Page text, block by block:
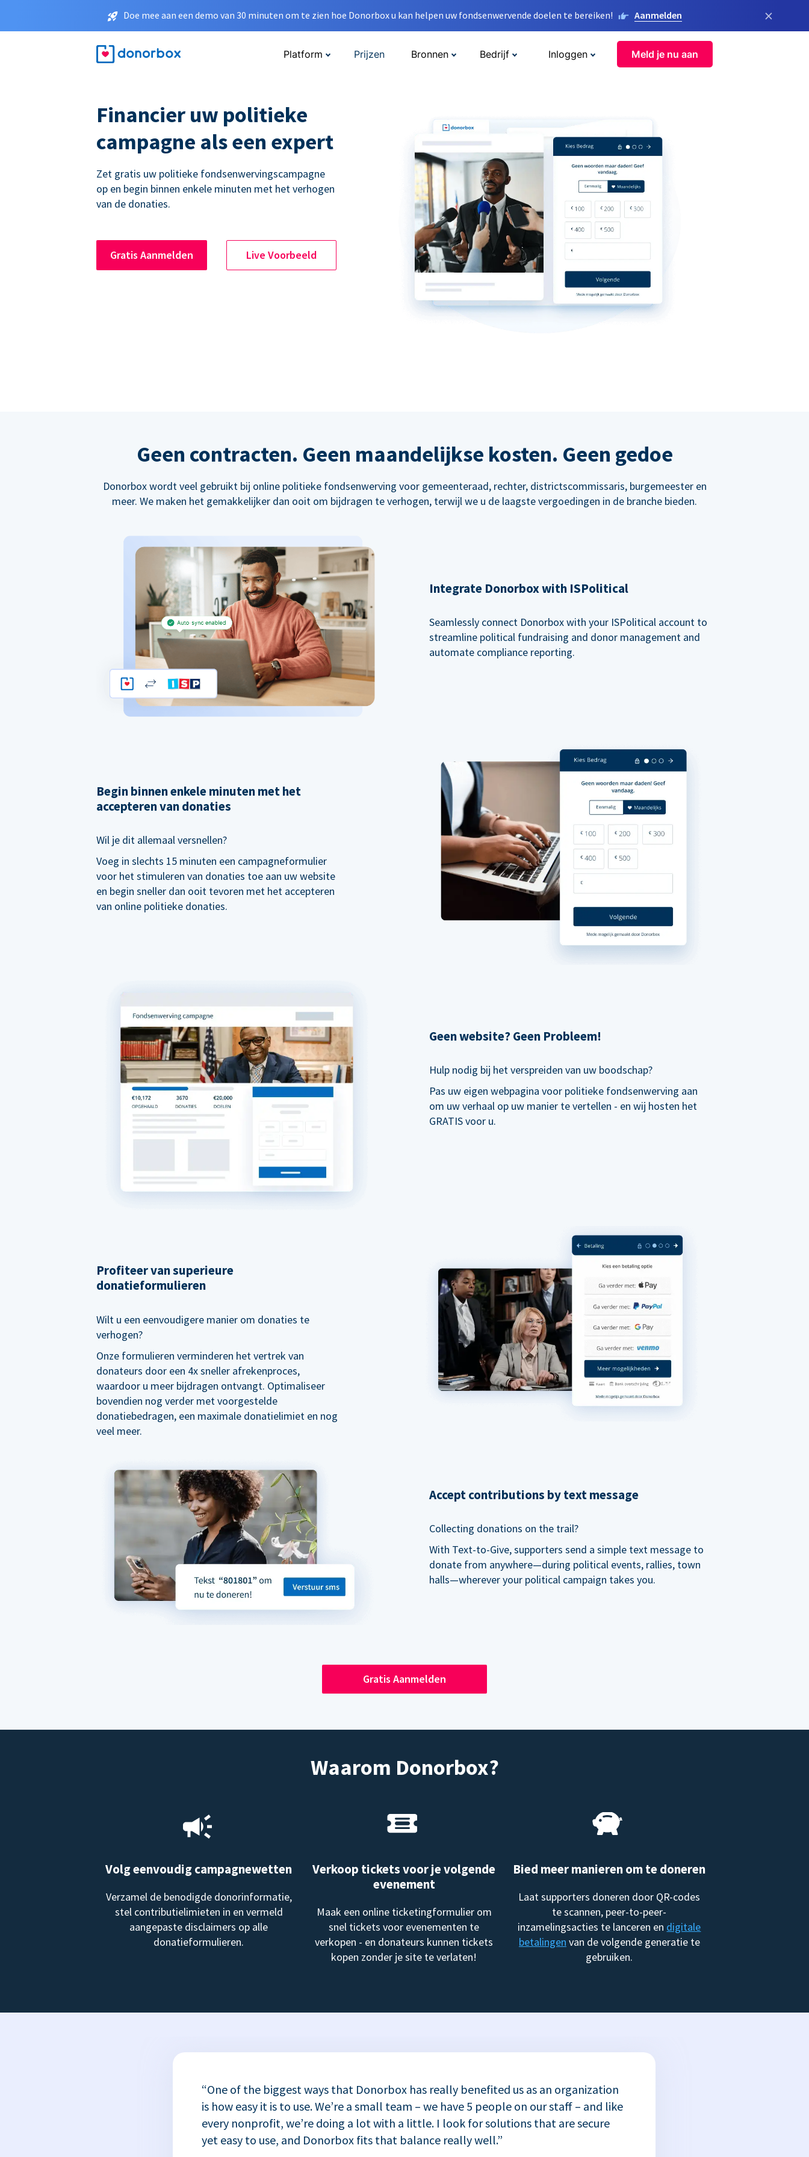
Doe mee aan een demo van 30 minuten om te zien hoe Donorbox u kan helpen uw fondsenwervende doelen te bereiken! Aanmelden ×
Platform Prijzen Bronnen Bedrijf Inloggen Meld je nu aan
Financier uw politieke
campagne als een expert
Zet gratis uw politieke fondsenwervingscampagne
op en begin binnen enkele minuten met het verhogen
van de donaties.
Gratis Aanmelden Live Voorbeeld
Geen contracten. Geen maandelijkse kosten. Geen gedoe
Donorbox wordt veel gebruikt bij online politieke fondsenwerving voor gemeenteraad, rechter, districtscommissaris, burgemeester en
meer. We maken het gemakkelijker dan ooit om bijdragen te verhogen, terwijl we u de laagste vergoedingen in de branche bieden.
Integrate Donorbox with ISPolitical
Seamlessly connect Donorbox with your ISPolitical account to
streamline political fundraising and donor management and
automate compliance reporting.
Begin binnen enkele minuten met het
accepteren van donaties
Wil je dit allemaal versnellen?
Voeg in slechts 15 minuten een campagneformulier
voor het stimuleren van donaties toe aan uw website
en begin sneller dan ooit tevoren met het accepteren
van online politieke donaties.
Geen website? Geen Probleem!
Hulp nodig bij het verspreiden van uw boodschap?
Pas uw eigen webpagina voor politieke fondsenwerving aan
om uw verhaal op uw manier te vertellen - en wij hosten het
GRATIS voor u.
Profiteer van superieure
donatieformulieren
Wilt u een eenvoudigere manier om donaties te
verhogen?
Onze formulieren verminderen het vertrek van
donateurs door een 4x sneller afrekenproces,
waardoor u meer bijdragen ontvangt. Optimaliseer
bovendien nog verder met voorgestelde
donatiebedragen, een maximale donatielimiet en nog
veel meer.
Accept contributions by text message
Collecting donations on the trail?
With Text-to-Give, supporters send a simple text message to
donate from anywhere—during political events, rallies, town
halls—wherever your political campaign takes you.
Gratis Aanmelden
Waarom Donorbox?
Volg eenvoudig campagnewetten
Verzamel de benodigde donorinformatie,
stel contributielimieten in en vermeld
aangepaste disclaimers op alle
donatieformulieren.
Verkoop tickets voor je volgende
evenement
Maak een online ticketingformulier om
snel tickets voor evenementen te
verkopen - en donateurs kunnen tickets
kopen zonder je site te verlaten!
Bied meer manieren om te doneren
Laat supporters doneren door QR-codes
te scannen, peer-to-peer-
inzamelingsacties te lanceren en digitale
betalingen van de volgende generatie te
gebruiken.
“One of the biggest ways that Donorbox has really benefited us as an organization
is how easy it is to use. We’re a small team – we have 5 people on our staff – and like
every nonprofit, we’re doing a lot with a little. I look for solutions that are secure
yet easy to use, and Donorbox fits that balance really well.”